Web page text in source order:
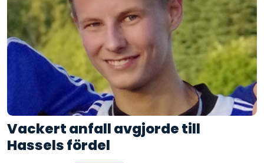
Vackert anfall avgjorde till
Hassels fördel